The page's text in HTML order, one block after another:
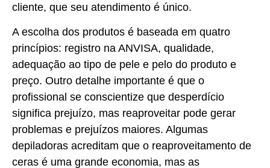
cliente, que seu atendimento é único.
A escolha dos produtos é baseada em quatro
princípios: registro na ANVISA, qualidade,
adequação ao tipo de pele e pelo do produto e
preço. Outro detalhe importante é que o
profissional se conscientize que desperdício
significa prejuízo, mas reaproveitar pode gerar
problemas e prejuízos maiores. Algumas
depiladoras acreditam que o reaproveitamento de
ceras é uma grande economia, mas as